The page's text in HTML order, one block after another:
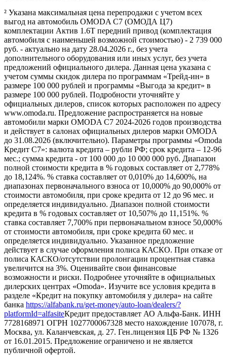
² Указана максимальная цена перепродажи с учетом всех
выгод на автомобиль OMODA C7 (ОМОДА Ц7)
комплектации Актив 1.6T передний привод (комплектация
автомобиля с наименьшей возможной стоимостью) - 2 739 000
руб. - актуально на дату 28.04.2026 г., без учета
дополнительного оборудования или иных услуг, без учета
предложений официального дилера. Данная цена указана с
учетом суммы скидок дилера по программам «Трейд-ин» в
размере 100 000 рублей и программы «Выгода за кредит» в
размере 100 000 рублей. Подробности уточняйте у
официальных дилеров, список которых расположен по адресу
www.omoda.ru. Предложение распространяется на новые
автомобили марки OMODA C7 2024-2026 годов производства
и действует в салонах официальных дилеров марки OMODA
до 31.08.2026 (включительно). Параметры программы «Omoda
Кредит C7»: валюта кредита – рубли РФ; срок кредита – 12-96
мес.; сумма кредита - от 100 000 до 10 000 000 руб. Диапазон
полной стоимости кредита в % годовых составляет от 2,778%
до 18,124%. % ставка составляет от 0,010% до 14,600%, на
диапазонах первоначального взноса от 10,000% до 90,000% от
стоимости автомобиля, при сроке кредита от 12 до 96 мес. и
определяется индивидуально. Диапазон полной стоимости
кредита в % годовых составляет от 10,507% до 11,151%. %
ставка составляет 7,700% при первоначальном взносе 50,000%
от стоимости автомобиля, при сроке кредита 60 мес. и
определяется индивидуально. Указанное предложение
действует в случае оформления полиса КАСКО. При отказе от
полиса КАСКО/отсутствии пролонгации процентная ставка
увеличится на 3%. Оценивайте свои финансовые
возможности и риски. Подробнее уточняйте в официальных
дилерских центрах «Omoda». Изучите все условия кредита в
разделе «Кредит на покупку автомобиля у дилера» на сайте
банка https://alfabank.ru/get-money/auto-loan/dealers/?
platformId=alfasiteКредит предоставляет АО Альфа-Банк. ИНН
7728168971 ОГРН 1027700067328 место нахождение 107078, г.
Москва, ул. Каланчевская, д. 27. Ген.лицензия ЦБ РФ № 1326
от 16.01.2015. Предложение ограничено и не является
публичной офертой.